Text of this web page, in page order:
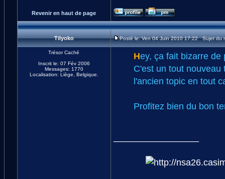
Revenir en haut de page
Tilyoko Posté le: Ven 04 Juin 2010 17:22 Sujet du
Trésor Caché
Inscrit le: 07 Fév 2006
Messages: 1770
Localisation: Liège, Belgique.
Hey, ça fait bizarre
C'est un tout
l'ancien topic en tout
Profitez bien du bon